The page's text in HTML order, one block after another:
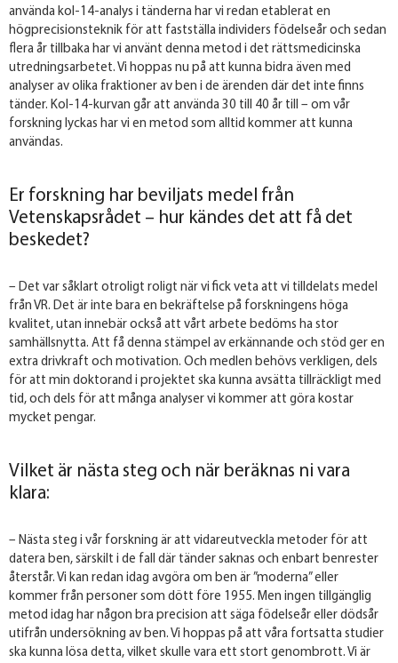
använda kol-14-analys i tänderna har vi redan etablerat en
högprecisionsteknik för att fastställa individers födelseår och sedan
flera år tillbaka har vi använt denna metod i det rättsmedicinska
utredningsarbetet. Vi hoppas nu på att kunna bidra även med
analyser av olika fraktioner av ben i de ärenden där det inte finns
tänder. Kol-14-kurvan går att använda 30 till 40 år till – om vår
forskning lyckas har vi en metod som alltid kommer att kunna
användas.
Er forskning har beviljats medel från
Vetenskapsrådet – hur kändes det att få det
beskedet?
– Det var såklart otroligt roligt när vi fick veta att vi tilldelats medel
från VR. Det är inte bara en bekräftelse på forskningens höga
kvalitet, utan innebär också att vårt arbete bedöms ha stor
samhällsnytta. Att få denna stämpel av erkännande och stöd ger en
extra drivkraft och motivation. Och medlen behövs verkligen, dels
för att min doktorand i projektet ska kunna avsätta tillräckligt med
tid, och dels för att många analyser vi kommer att göra kostar
mycket pengar.
Vilket är nästa steg och när beräknas ni vara
klara:
– Nästa steg i vår forskning är att vidareutveckla metoder för att
datera ben, särskilt i de fall där tänder saknas och enbart benrester
återstår. Vi kan redan idag avgöra om ben är ”moderna” eller
kommer från personer som dött före 1955. Men ingen tillgänglig
metod idag har någon bra precision att säga födelseår eller dödsår
utifrån undersökning av ben. Vi hoppas på att våra fortsatta studier
ska kunna lösa detta, vilket skulle vara ett stort genombrott. Vi är